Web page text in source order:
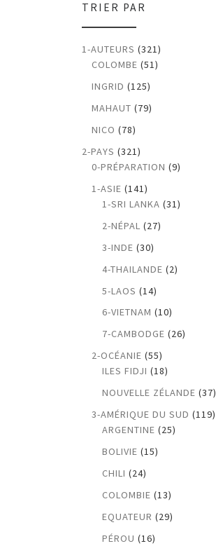
TRIER PAR
1-AUTEURS (321)
COLOMBE (51)
INGRID (125)
MAHAUT (79)
NICO (78)
2-PAYS (321)
0-PRÉPARATION (9)
1-ASIE (141)
1-SRI LANKA (31)
2-NÉPAL (27)
3-INDE (30)
4-THAILANDE (2)
5-LAOS (14)
6-VIETNAM (10)
7-CAMBODGE (26)
2-OCÉANIE (55)
ILES FIDJI (18)
NOUVELLE ZÉLANDE (37)
3-AMÉRIQUE DU SUD (119)
ARGENTINE (25)
BOLIVIE (15)
CHILI (24)
COLOMBIE (13)
EQUATEUR (29)
PÉROU (16)